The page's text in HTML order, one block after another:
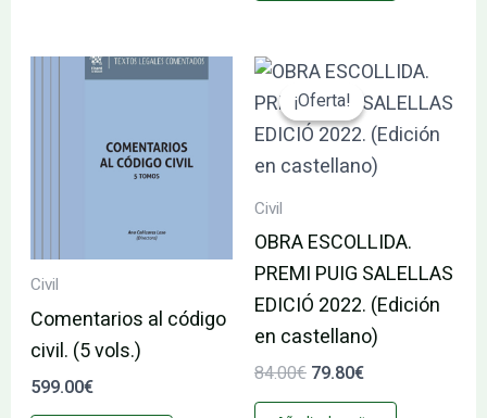
Civil
Comentarios al código
civil. (5 vols.)
599.00€
¡Oferta!
¡Oferta!
Civil
OBRA ESCOLLIDA.
PREMI PUIG SALELLAS
EDICIÓ 2022. (Edición
en castellano)
84.00€
El
precio
original
era:
84.00€.
79.80€
El
precio
actual
es:
79.80€.